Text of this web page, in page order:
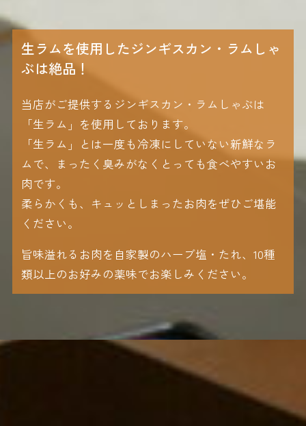
生ラムを使用したジンギスカン・ラムしゃ
ぶは絶品！
当店がご提供するジンギスカン・ラムしゃぶは
「生ラム」を使用しております。
「生ラム」とは一度も冷凍にしていない新鮮なラ
ムで、まったく臭みがなくとっても食べやすいお
肉です。
柔らかくも、キュッとしまったお肉をぜひご堪能
ください。
旨味溢れるお肉を自家製のハーブ塩・たれ、10種
類以上のお好みの薬味でお楽しみください。